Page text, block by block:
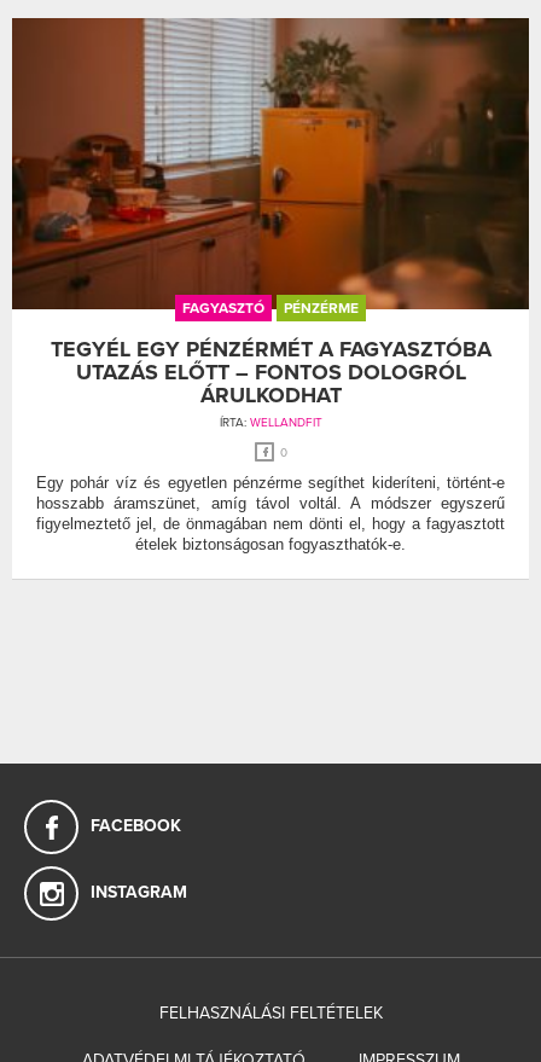
FAGYASZTÓ PÉNZÉRME
TEGYÉL EGY PÉNZÉRMÉT A FAGYASZTÓBA
UTAZÁS ELŐTT – FONTOS DOLOGRÓL
ÁRULKODHAT
ÍRTA: WELLANDFIT
0
Egy pohár víz és egyetlen pénzérme segíthet kideríteni, történt-e
hosszabb áramszünet, amíg távol voltál. A módszer egyszerű
figyelmeztető jel, de önmagában nem dönti el, hogy a fagyasztott
ételek biztonságosan fogyaszthatók-e.
FACEBOOK
INSTAGRAM
FELHASZNÁLÁSI FELTÉTELEK